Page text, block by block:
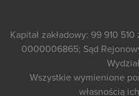
Kapitał zakładowy: 99 910 510
0000006865; Sąd
Wszystkie wymienione
własnością